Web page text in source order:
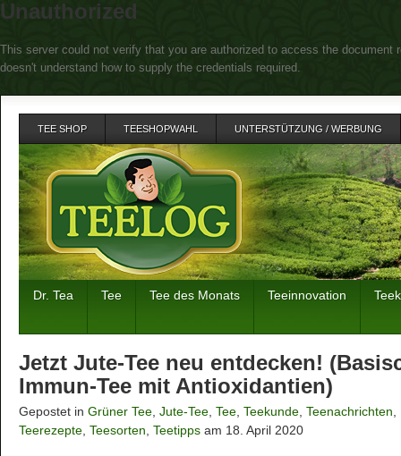
Unauthorized
This server could not verify that you are authorized to access the
doesn't understand how to supply the credentials required.
TEE SHOP TEESHOPWAHL UNTERSTÜTZUNG / WERBUNG
Dr. Tea Tee Tee des Monats Teeinnovation
Jetzt Jute-Tee neu entdecken!
Immun-Tee mit Antioxidantien)
Gepostet in Grüner Tee Jute-Tee Tee Teekunde Teenachrichten
Teerezepte Teesorten Teetipps am 18. April 2020